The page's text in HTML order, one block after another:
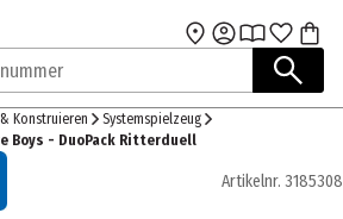
Zum Hauptinhalt
& Konstruieren
Systemspielzeug
Boys - DuoPack Ritterduell
Artikelnr. 3185308